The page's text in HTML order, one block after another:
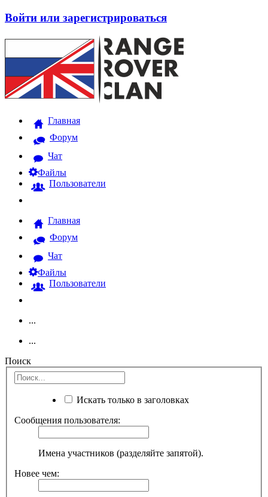
Войти или зарегистрироваться
Главная
Форум
Чат
Файлы
Пользователи
Главная
Форум
Чат
Файлы
Пользователи
...
...
Поиск
Искать только в заголовках
Сообщения пользователя:
Имена участников (разделяйте запятой).
Новее чем: